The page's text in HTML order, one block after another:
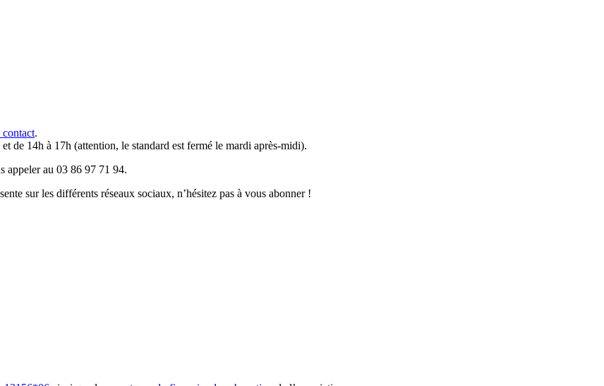
.
de 14h à 17h (attention, le standard est fermé le mardi après-midi).
appeler au 03 86 97 71 94.
sur les différents réseaux sociaux, n’hésitez pas à vous abonner !